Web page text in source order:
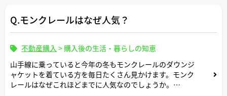
Q.モンクレールはなぜ人気？
不動産購入 > 購入後の生活・暮らしの知恵
山手線に乗っていると今年の冬もモンクレールのダウンジ
ャケットを着ている方を毎日たくさん見かけます。モンク
レールはなぜこれほどまでに人気なのでしょうか。